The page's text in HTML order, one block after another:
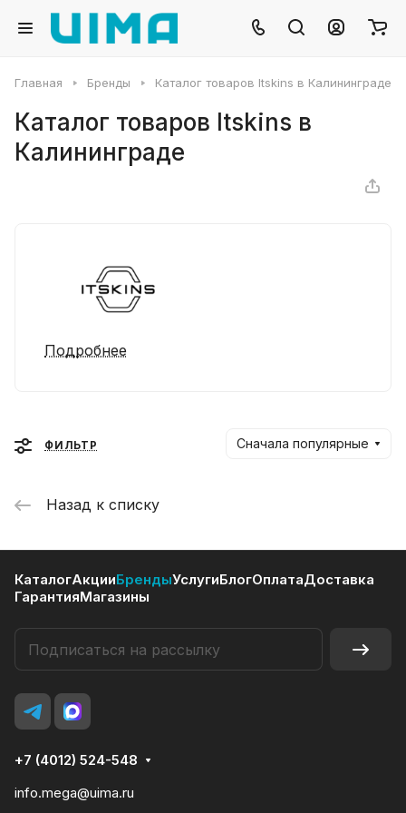
Главная Бренды Каталог товаров Itskins в Калининграде
Каталог товаров Itskins в
Калининграде
Подробнее
ФИЛЬТР Сначала популярные
Назад к списку
КаталогАкцииБрендыУслугиБлогОплатаДоставка
ГарантияМагазины
+7 (4012) 524-548
info.mega@uima.ru